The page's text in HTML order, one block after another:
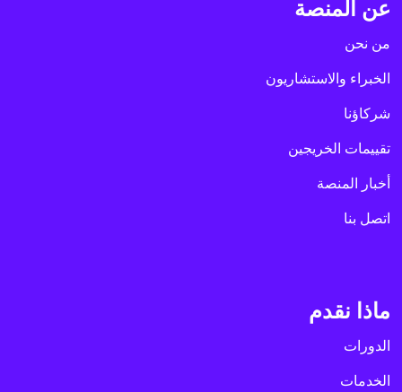
عن المنصة
من نحن
الخبراء والاستشاريون
شركاؤنا
تقييمات الخريجين
أخبار المنصة
اتصل بنا
ماذا نقدم
الدورات
الخدمات